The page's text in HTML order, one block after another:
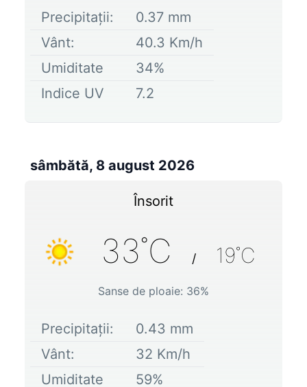
Precipitații: 0.37 mm
Vânt:
40.3 Km/h
Umiditate
34%
Indice UV
7.2
sâmbătă, 8 august 2026
Însorit
33˚C / 19˚C
Sanse de ploaie: 36%
Precipitații: 0.43 mm
Vânt:
32 Km/h
Umiditate
59%